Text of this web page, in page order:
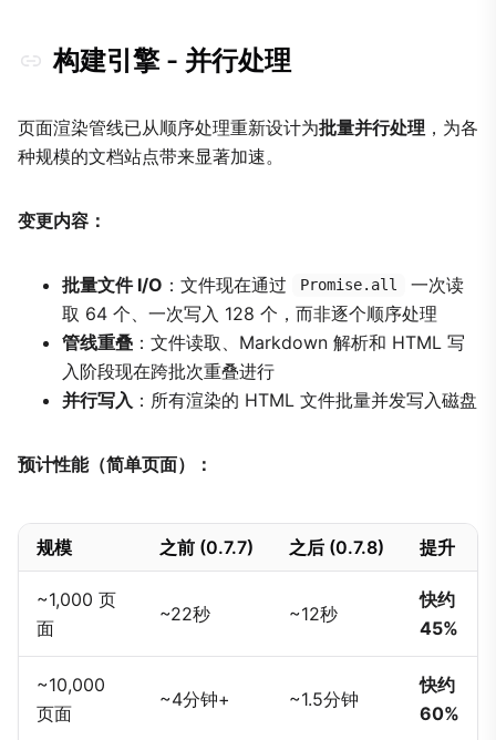
构建引擎 - 并行处理
页面渲染管线已从顺序处理重新设计为批量并行处理 ，为各
种规模的文档站点带来显著加速。
变更内容：
批量文件 I/O ：文件现在通过 Promise.all
一次读
取 64 个、一次写入 128 个，而非逐个顺序处理
管线重叠 ：文件读取、Markdown 解析和 HTML 写
入阶段现在跨批次重叠进行
并行写入 ：所有渲染的 HTML 文件批量并发写入磁盘
预计性能（简单页面）：
规模 之前 (0.7.7) 之后 (0.7.8) 提升
~1,000 页
面
~22秒 ~12秒
快约
45%
~10,000
页面
~4分钟+ ~1.5分钟
快约
60%
完整变更日志
改进
迁移指南
从其他引擎迁移的用户